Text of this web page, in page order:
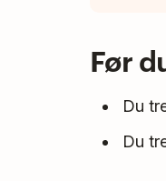
Før
Du
Du